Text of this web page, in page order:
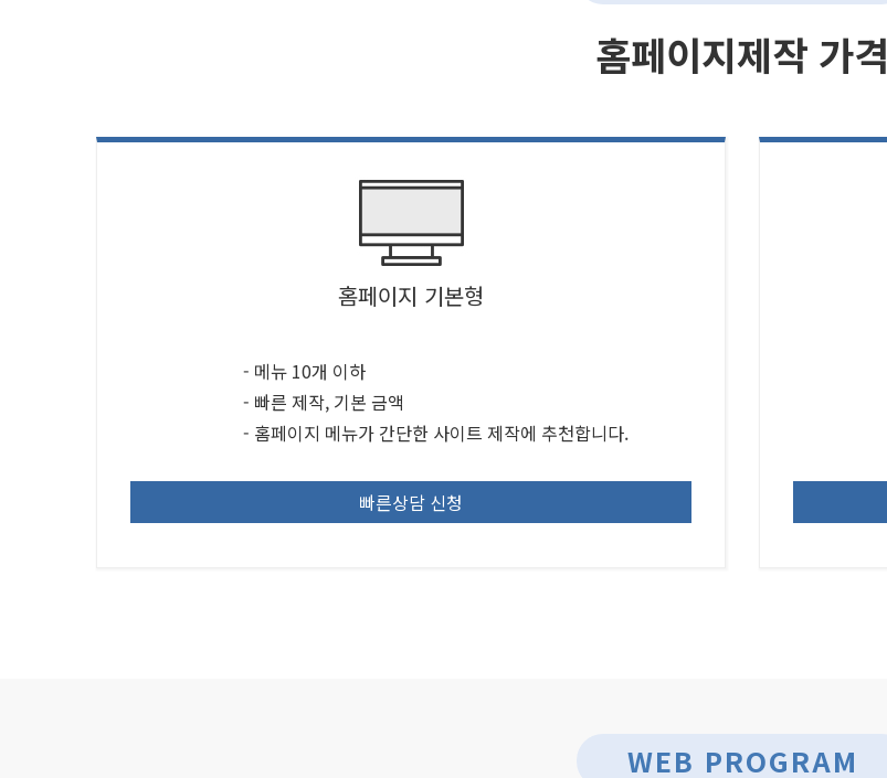
홈페이지제작 가격
홈페이지 기본형
- 메뉴 10개 이하
- 빠른 제작, 기본 금액
- 홈페이지 메뉴가 간단한 사이트 제작에 추천합니다.
빠른상담 신청
WEB PROGRAM